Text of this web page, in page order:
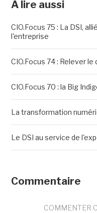
A lire aussi
CIO.Focus 75 : La DSI,
l'entreprise
CIO.Focus 74 : Relever
CIO.Focus 70 : la Big
La transformation
Le DSI au service de
Commentaire
COMMENTER